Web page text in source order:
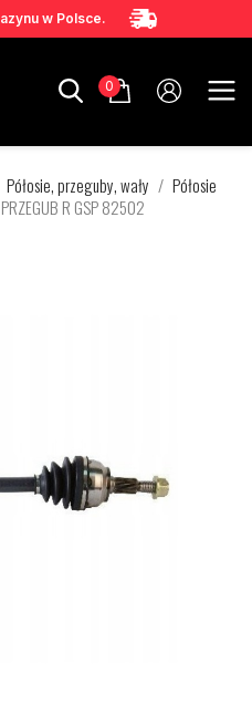
w Polsce.
0
Półosie, przeguby, wały
Półosie
PRZEGUB R GSP 82502